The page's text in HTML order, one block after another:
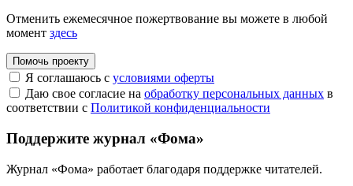
Отменить ежемесячное пожертвование вы можете в любой
момент здесь
Помочь проекту
Я соглашаюсь с условиями оферты
Даю свое согласие на обработку персональных данных в
соответствии с Политикой конфиденциальности
Поддержите журнал «Фома»
Журнал «Фома» работает благодаря поддержке читателей.